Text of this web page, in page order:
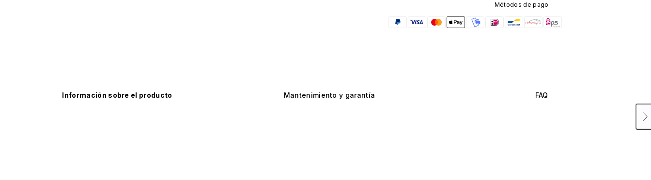
Métodos de pago
Información sobre el producto Mantenimiento y garantía FAQ